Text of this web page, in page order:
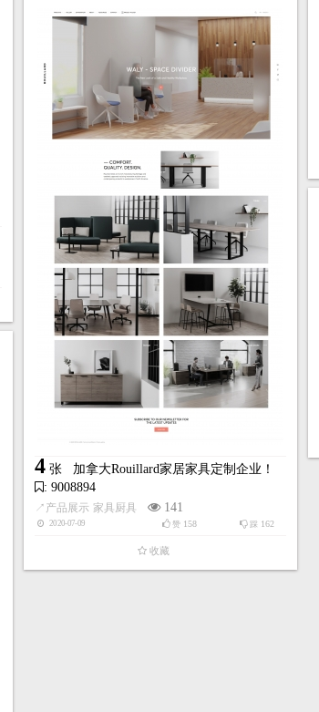
4 张 加拿大Rouillard家居家具定制企业！
: 9008894
↗ 产品展示 家具厨具 141
2020-07-09 踩 162
赞 158
收藏